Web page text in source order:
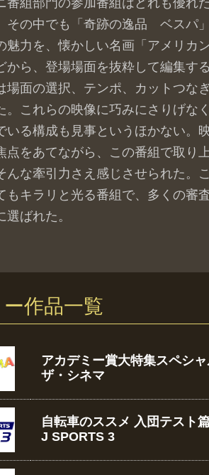
番組部門の参加番組はどれも優れ
その中でも「奇跡の逸品 ベスパ
魅力を、懐かしい名画「アメリカ
から、登場場面を抜粋して編集す
場面の選択、テンポ、カットつな
。これらの映像に巧みにさりげな
いる構成も見事というほかない。
点をあてながら、この番組で取り
んな牽引力さえ感じさせられた。
もキラリと光る番組で、多くの審
選ばれた。
作品一覧
アカデミー賞大特集スペシ
ザ・シネマ
自転車のススメ 入団テスト
J SPORTS 3